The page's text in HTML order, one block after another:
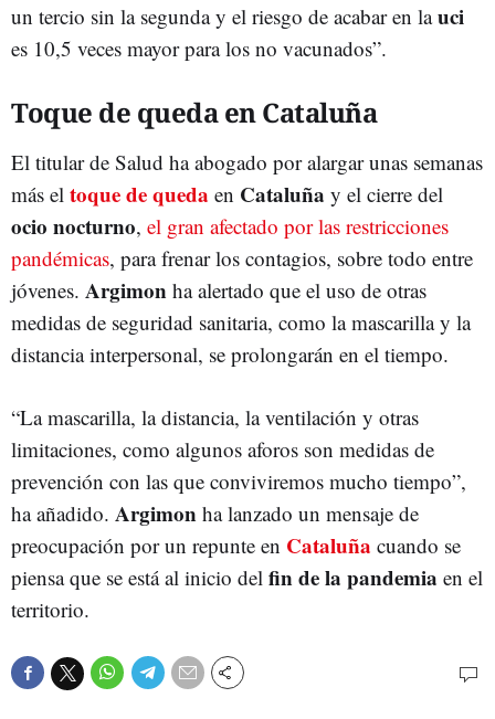
un tercio sin la segunda y el riesgo de acabar en lauci
es 10,5 veces mayor para los no vacunados”.
Toque de queda en Cataluña
El titular de Salud ha abogado por alargar unas semanas
más el toque de queda en Cataluña y el cierre del
ocio nocturno, el gran afectado por las restricciones
pandémicas, para frenar los contagios, sobre todo entre
jóvenes. Argimon ha alertado que el uso de otras
medidas de seguridad sanitaria, como la mascarilla y la
distancia interpersonal, se prolongarán en el tiempo.
“La mascarilla, la distancia, la ventilación y otras
limitaciones, como algunos aforos son medidas de
prevención con las que conviviremos mucho tiempo”,
ha añadido. Argimon ha lanzado un mensaje de
preocupación por un repunte en Cataluña cuando se
piensa que se está al inicio del fin de la pandemia en el
territorio.